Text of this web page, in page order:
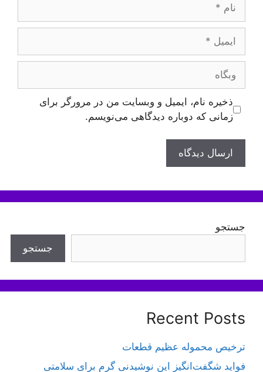
ایمیل
وبگاه
ذخیره نام، ایمیل و وبسایت من در مرورگر برای
زمانی که دوباره دیدگاهی می‌نویسم.
جستجو
جستجو
Recent Posts
ترخیص محموله عظیم قطعات
فواید شگفت‌انگیز این نوشیدنی گرم برای سلامتی